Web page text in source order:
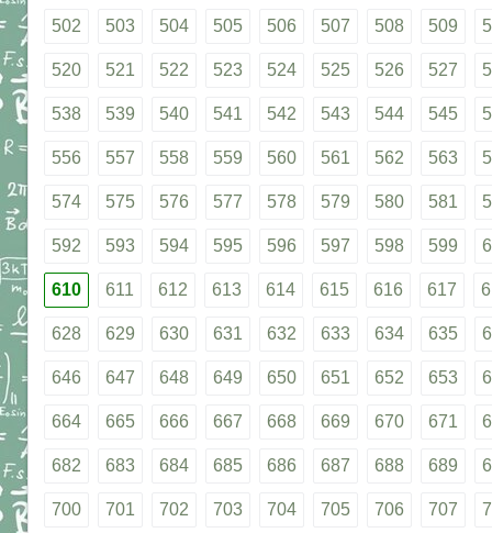
502 503 504 505 506 507 508 509
520 521 522 523 524 525 526 527
538 539 540 541 542 543 544 545
556 557 558 559 560 561 562 563
574 575 576 577 578 579 580 581
592 593 594 595 596 597 598 599
610 611 612 613 614 615 616 617
628 629 630 631 632 633 634 635
646 647 648 649 650 651 652 653
664 665 666 667 668 669 670 671
682 683 684 685 686 687 688 689
700 701 702 703 704 705 706 707